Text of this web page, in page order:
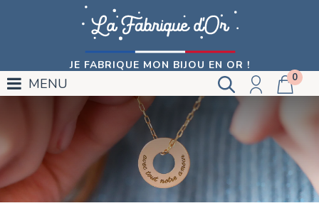
JE FABRIQUE MON BIJOU EN OR !
0
MENU